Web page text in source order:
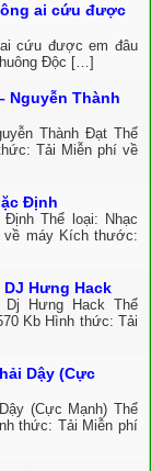
ai cứu được
cứu được em đâu
Độc […]
Nguyễn Thành
Thành Đạt Thể
Tải Miễn phí về
Định
Định Thể loại: Nhạc
về máy Kích thước:
DJ Hưng Hack
Hưng Hack Thể
Kb Hình thức: Tải
Dậy (Cực
(Cực Mạnh) Thể
thức: Tải Miễn phí